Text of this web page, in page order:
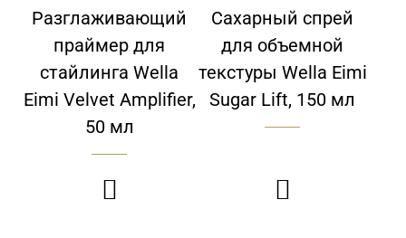
Разглаживающий
праймер для
стайлинга Wella
Eimi Velvet Amplifier,
50 мл

Сахарный спрей
для объемной
текстуры Wella Eimi
Sugar Lift, 150 мл
